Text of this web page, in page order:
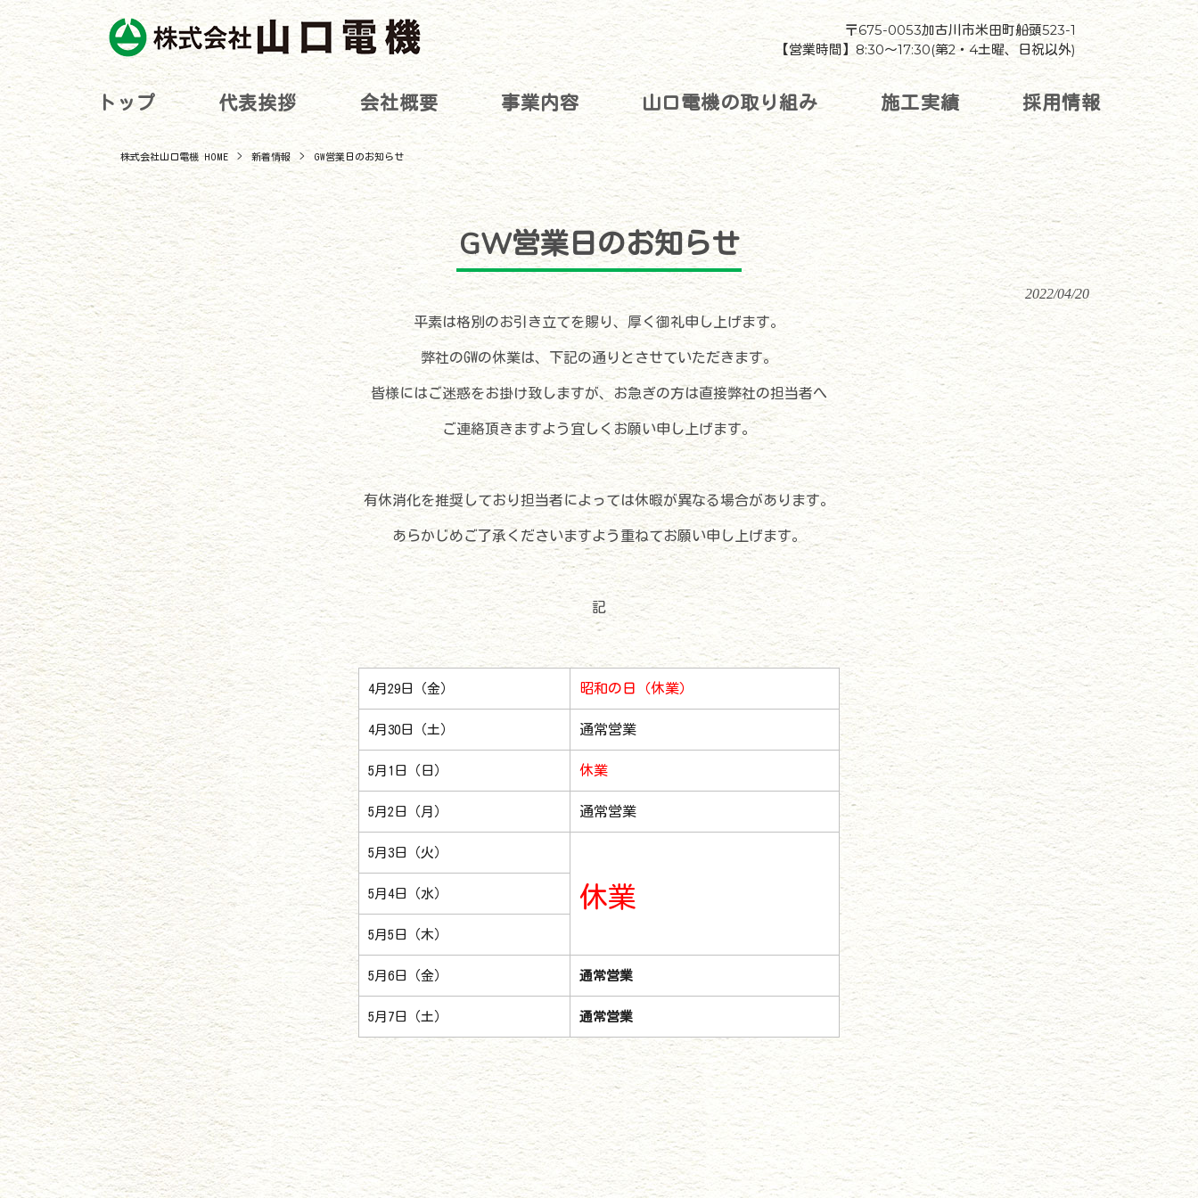
〒675-0053加古川市米田町船頭523-1
【営業時間】8:30～17:30(第2・4土曜、日祝以外)
トップ 代表挨拶 会社概要 事業内容 山口電機の取り組み 施工実績 採用情報
株式会社山口電機 HOME > 新着情報 > GW営業日のお知らせ
GW営業日のお知らせ
2022/04/20
平素は格別のお引き立てを賜り、厚く御礼申し上げます。
弊社のGWの休業は、下記の通りとさせていただきます。
皆様にはご迷惑をお掛け致しますが、お急ぎの方は直接弊社の担当者へ
ご連絡頂きますよう宜しくお願い申し上げます。
有休消化を推奨しており担当者によっては休暇が異なる場合があります。
あらかじめご了承くださいますよう重ねてお願い申し上げます。
記
4月29日（金） 昭和の日（休業）
4月30日（土） 通常営業
5月1日（日） 休業
5月2日（月） 通常営業
5月3日（火）
休業
5月4日（水）
5月5日（木）
5月6日（金） 通常営業
5月7日（土） 通常営業